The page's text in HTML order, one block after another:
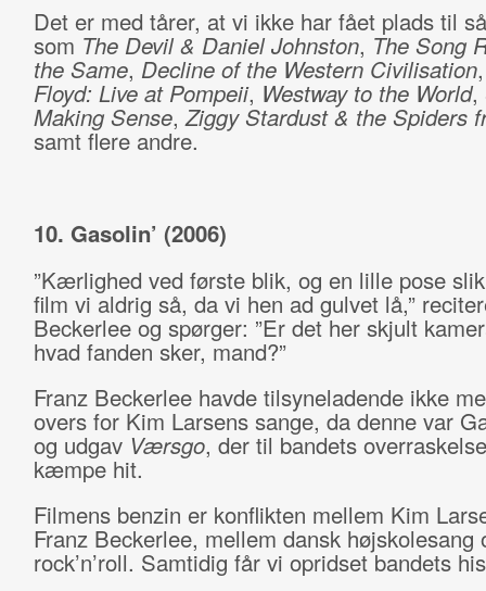
Det er med tårer, at vi ikke har fået plads til
som The Devil & Daniel Johnston, The Song
the Same, Decline of the Western Civilisation
Floyd: Live at Pompeii, Westway to the World,
Making Sense,Ziggy Stardust & the Spiders
samt flere andre.
10. Gasolin’ (2006)
”Kærlighed ved første blik, og en lille pose
film vi aldrig så, da vi hen ad gulvet lå,”
Beckerlee og spørger: ”Er det her skjult
hvad fanden sker, mand?”
Franz Beckerlee havde tilsyneladende ikke
overs for Kim Larsens sange, da denne var
og udgav Værsgo, der til bandets
kæmpe hit.
Filmens benzin er konflikten mellem Kim
Franz Beckerlee, mellem dansk højskolesang
rock’n’roll. Samtidig får vi opridset bandets